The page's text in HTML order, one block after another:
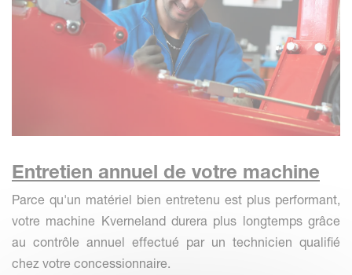
Entretien annuel de votre machine
Parce qu'un matériel bien entretenu est plus performant,
votre machine Kverneland durera plus longtemps grâce
au contrôle annuel effectué par un technicien qualifié
chez votre concessionnaire.